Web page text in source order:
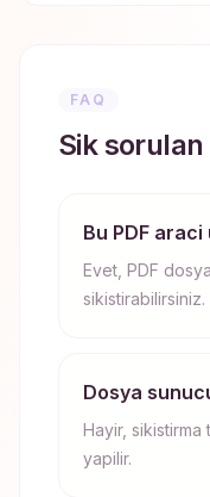
FAQ
Sik
Bu PDF
Evet, PDF
sikistirabilirsiniz.
Dosya
Hayir,
yapilir.